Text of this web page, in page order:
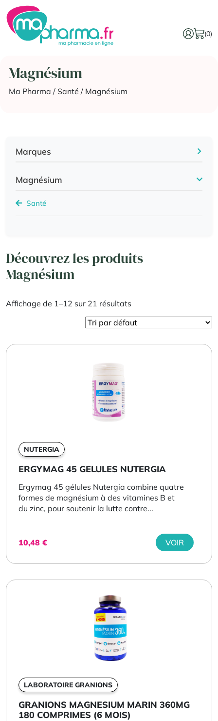
(0)
Magnésium
Ma Pharma / Santé / Magnésium
Marques
Magnésium
Santé
Découvrez les produits
Magnésium
Affichage de 1–12 sur 21 résultats
NUTERGIA
ERGYMAG 45 GELULES NUTERGIA
Ergymag 45 gélules Nutergia combine quatre
formes de magnésium à des vitamines B et
du zinc, pour soutenir la lutte contre...
10,48 € VOIR
LABORATOIRE GRANIONS
GRANIONS MAGNESIUM MARIN 360MG
180 COMPRIMES (6 MOIS)